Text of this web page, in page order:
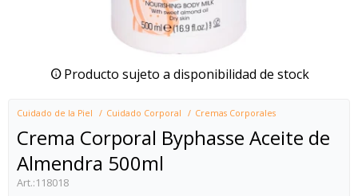
Producto sujeto a disponibilidad de stock
Cuidado de la Piel Cuidado Corporal Cremas Corporales
Crema Corporal Byphasse Aceite de
Almendra 500ml
118018